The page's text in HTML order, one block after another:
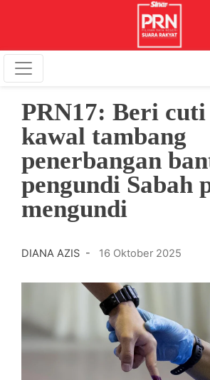
PRN17: Beri cuti
kawal tambang
penerbangan
pengundi Sabah
mengundi
DIANA AZIS - 16 Oktober 2025